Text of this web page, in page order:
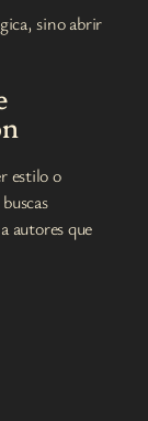
sino abrir
estilo o
autores que